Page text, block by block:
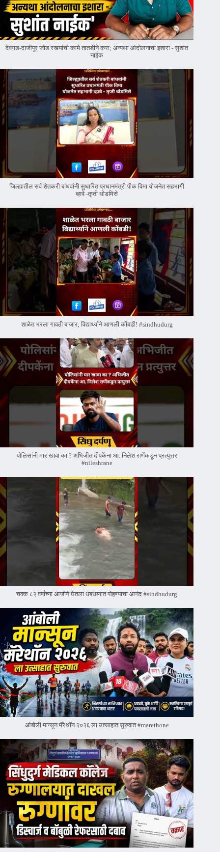
देवगड-दाजीपूर जोड रस्त्यांची कामे तातडीने करा; अन्यथा आंदोलनाचा इशारा - सुशांत
नाईक
जिल्ह्यातील सर्व शेतकरी बांधवांनी सुधारित प्रधानमंत्री पीक विमा योजनेत सहभागी
व्हावे -तृप्ती धोडमिसे
शाळेत भरला गावठी बाजार; विद्यार्थ्याने आणली कोंबडी! #sindhudurg
पोलिसांनी मार खावा का ? अभिजीत दीपकेंना आ. निलेश राणेंकडून प्रत्युत्तर
#nileshrane
चक्क ८२ वर्षांच्या आजीने घेतला धबधब्यात पोहण्याचा आनंद #sindhudurg
आंबोली मान्सून मॅरेथॉन २०२६ ला उत्साहात सुरुवात #marethone